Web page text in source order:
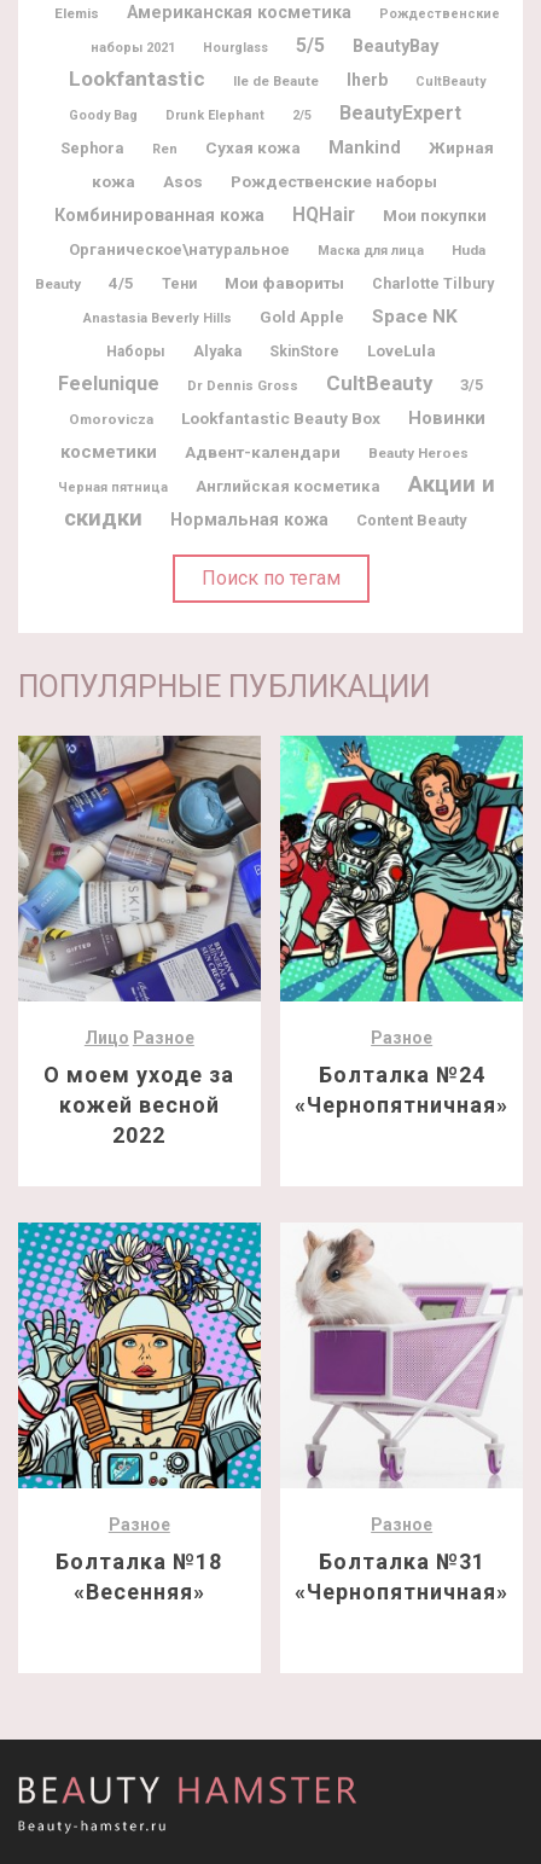
Elemis Американская косметика Рождественские
наборы 2021 Hourglass 5/5 BeautyBay
Lookfantastic Ile de Beaute Iherb CultBeauty
Goody Bag Drunk Elephant 2/5 BeautyExpert
Sephora Ren Сухая кожа Mankind
Жирная
кожа
Asos
Рождественские наборы
Комбинированная кожа
HQHair Мои покупки
Органическое\натуральное Маска для лица
Huda
Beauty
4/5 Тени Мои фавориты Charlotte Tilbury
Anastasia Beverly Hills Gold Apple Space NK
Наборы Alyaka SkinStore LoveLula
Feelunique Dr Dennis Gross CultBeauty 3/5
Omorovicza Lookfantastic Beauty Box
Новинки
косметики
Адвент-календари Beauty Heroes
Черная пятница Английская косметика
Акции и
скидки
Нормальная кожа Content Beauty
Поиск по тегам
ПОПУЛЯРНЫЕ ПУБЛИКАЦИИ
Лицо Разное
О моем уходе за
кожей весной
2022
Разное
Болталка №24
«Чернопятничная»
Разное
Болталка №18
«Весенняя»
Разное
Болталка №31
«Чернопятничная»